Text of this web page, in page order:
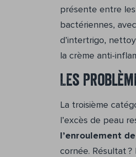
présente entre
bactériennes,
d’intertrigo,
la crème anti-
Les
La troisième
l’excès de peau
l’enroulement
cornée. Résultat